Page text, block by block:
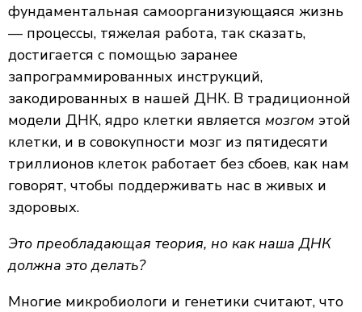
фундаментальная самоорганизующаяся жизнь
— процессы, тяжелая работа, так сказать,
достигается с помощью заранее
запрограммированных инструкций,
закодированных в нашей ДНК. В традиционной
модели ДНК, ядро клетки является мозгом этой
клетки, и в совокупности мозг из пятидесяти
триллионов клеток работает без сбоев, как нам
говорят, чтобы поддерживать нас в живых и
здоровых.
Это преобладающая теория, но как наша ДНК
должна это делать?
Многие микробиологи и генетики считают, что